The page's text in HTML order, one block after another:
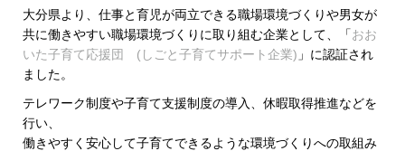
大分県より、仕事と育児が両立できる職場環境づくりや男女が
共に働きやすい職場環境づくりに取り組む企業として、 「おお
いた子育て応援団 (しごと子育てサポート企業) 」に認証され
ました。
テレワーク制度や子育て支援制度の導入、休暇取得推進などを
行い、
働きやすく安心して子育てできるような環境づくりへの取組み